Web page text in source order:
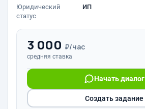
Юридический
статус
ИП
3 000 ₽/час
средняя ставка
Начать диалог
Создать задание